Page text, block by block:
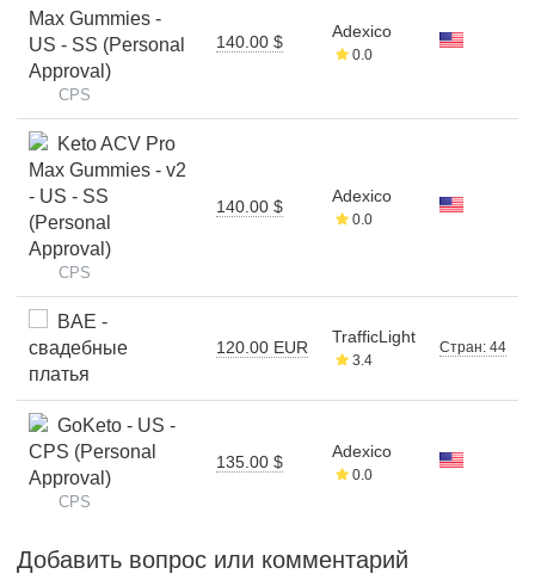
Max Gummies -
US - SS (Personal
Approval)
CPS
140.00 $
Adexico
0.0
Keto ACV Pro
Max Gummies - v2
- US - SS
(Personal
Approval)
CPS
140.00 $
Adexico
0.0
BAE -
свадебные
платья
120.00 EUR
TrafficLight
3.4
Стран: 44
GoKeto - US -
CPS (Personal
Approval)
CPS
135.00 $
Adexico
0.0
Добавить вопрос или комментарий